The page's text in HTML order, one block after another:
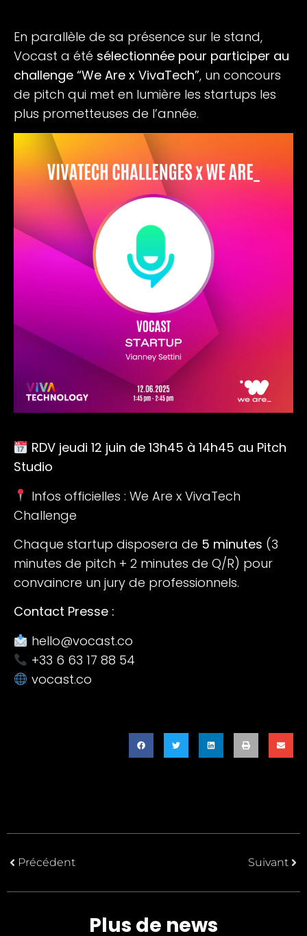
En parallèle de sa présence sur le stand,
Vocast a été sélectionnée pour participer au
challenge “We Are x VivaTech”, un concours
de pitch qui met en lumière les startups les
plus prometteuses de l’année.
RDV jeudi 12 juin de 13h45 à 14h45 au Pitch
Studio
Infos officielles : We Are x VivaTech
Challenge
Chaque startup disposera de 5 minutes (3
minutes de pitch + 2 minutes de Q/R) pour
convaincre un jury de professionnels.
Contact Presse :
hello@vocast.co
+33 6 63 17 88 54
vocast.co
Précédent Suivant
Plus de news